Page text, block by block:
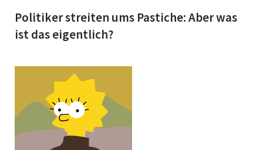
Politiker streiten ums Pastiche: Aber was
ist das eigentlich?